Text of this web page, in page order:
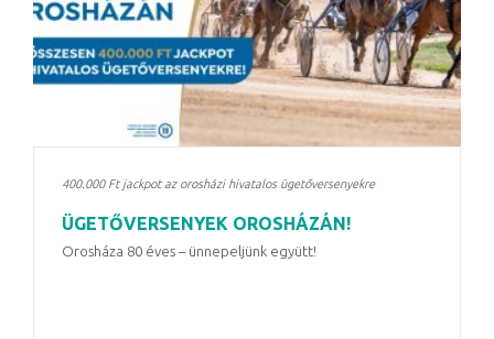
400.000 Ft jackpot az orosházi hivatalos ügetőversenyekre
ÜGETŐVERSENYEK OROSHÁZÁN!
Orosháza 80 éves – ünnepeljünk együtt!